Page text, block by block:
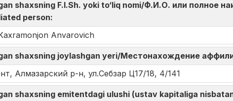
shaxsning F.I.Sh. yoki to‘liq nomi/Ф.И.О. или полное
person:
Anvarovich
shaxsning joylashgan yeri/Местонахождение
Алмазарский р-н, ул.Себзар Ц17/18, 4/141
shaxsning emitentdagi ulushi (ustav kapitaliga